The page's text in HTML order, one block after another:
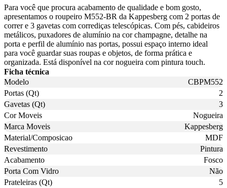
Para você que procura acabamento de qualidade e bom gosto,
apresentamos o roupeiro M552-BR da Kappesberg com 2 portas de
correr e 3 gavetas com corrediças telescópicas. Com pés, cabideiros
metálicos, puxadores de alumínio na cor champagne, detalhe na
porta e perfil de alumínio nas portas, possui espaço interno ideal
para você guardar suas roupas e objetos, de forma prática e
organizada. Está disponível na cor nogueira com pintura touch.
Ficha técnica
Modelo
CBPM552
Portas (Qt)
2
Gavetas (Qt)
3
Cor Moveis
Nogueira
Marca Moveis
Kappesberg
Material/Composicao
MDF
Revestimento
Pintura
Acabamento
Fosco
Porta Com Vidro
Não
Prateleiras (Qt)
5